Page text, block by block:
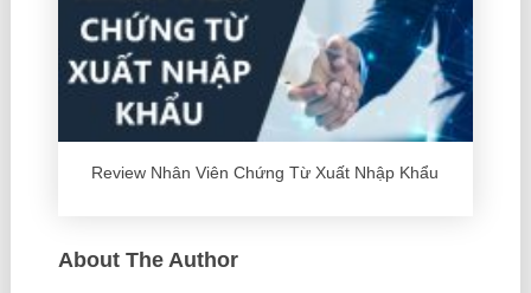
Review Nhân Viên Chứng Từ Xuất Nhập Khẩu
About The Author